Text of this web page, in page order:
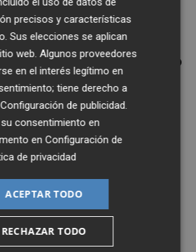
firma valenciana de
centrada en activos
el pasado julio, tras solo
13,3 millones de euros con
su segundo vehículo
II), una cantidad que se
que reunió el
presentado a finales de
el fondo se dio a
organizado en el
de Valencia
por tres activos con
precisos y características
Sus elecciones se aplican
web. Algunos proveedores
en el interés legítimo en
tiene derecho a
Configuración de publicidad
consentimiento en
enConfiguración de
de privacidad
ACEPTAR TODO
RECHAZAR TODO